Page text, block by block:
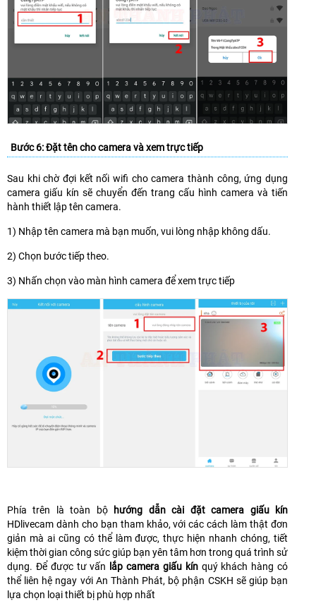
Bước 6: Đặt tên cho camera và xem trực tiếp
Sau khi chờ đợi kết nối wifi cho camera thành công, ứng dụng
camera giấu kín sẽ chuyển đến trang cấu hình camera và tiến
hành thiết lập tên camera.
1) Nhập tên camera mà bạn muốn, vui lòng nhập không dấu.
2) Chọn bước tiếp theo.
3) Nhấn chọn vào màn hình camera để xem trực tiếp
Phía trên là toàn bộ
hướng dẫn cài đặt camera giấu kín
HDlivecam dành cho bạn tham khảo, với các cách làm thật đơn
giản mà ai cũng có thể làm được, thực hiện nhanh chóng, tiết
kiệm thời gian công sức giúp bạn yên tâm hơn trong quá trình sử
dụng. Để được tư vấn lắp camera giấu kín quý khách hàng có
thể liên hệ ngay với An Thành Phát, bộ phận CSKH sẽ giúp bạn
lựa chọn loại thiết bị phù hợp nhất